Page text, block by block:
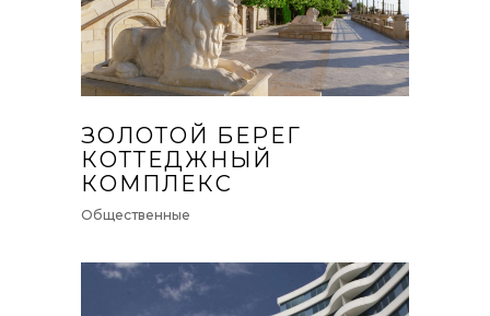
ЗОЛОТОЙ БЕРЕГ
КОТТЕДЖНЫЙ
КОМПЛЕКС
Общественные